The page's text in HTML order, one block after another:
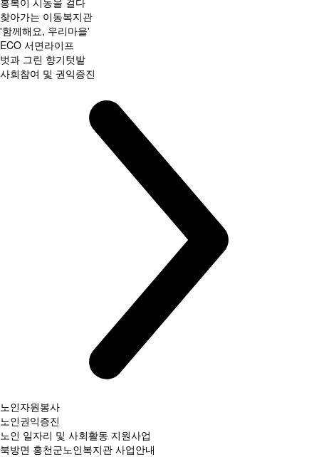
찾아가는 이동복지관
'함께해요, 우리마을'
ECO 서면라이프
벗과 그린 향기텃밭
사회참여 및 권익증진
노인자원봉사
노인권익증진
노인 일자리 및 사회활동 지원사업
북방면 홍천군노인복지관 사업안내